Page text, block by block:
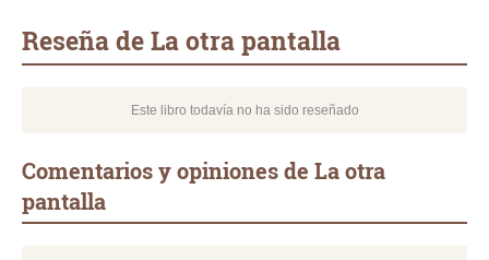
Reseña de La otra pantalla
Este libro todavía no ha sido reseñado
Comentarios y opiniones de La otra
pantalla